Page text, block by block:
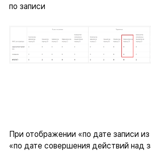
по записи
При отображении «по дате записи из
«по дате совершения действий над